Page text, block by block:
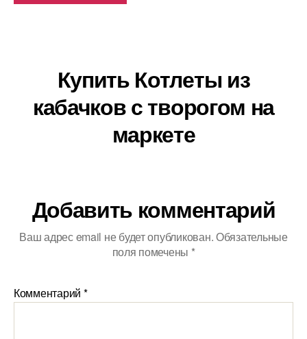
Купить Котлеты из
кабачков с творогом на
маркете
Добавить комментарий
Ваш адрес email не будет опубликован.Обязательные
поля помечены *
Комментарий *